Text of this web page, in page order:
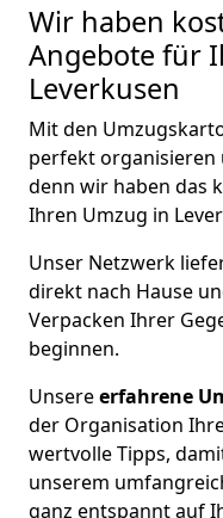
Wir haben
Angebote für
Leverkusen
Mit den
perfekt organisieren
denn wir haben das
Ihren Umzug in
Unser Netzwerk
direkt nach Hause
Verpacken Ihrer
beginnen.
Unsereerfahrene
der Organisation
wertvolle Tipps,
unserem
ganz entspannt auf